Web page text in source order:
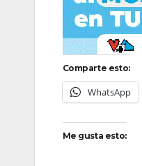
Comparte esto:
WhatsApp
Me gusta esto: